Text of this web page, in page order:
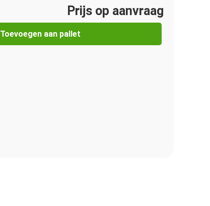
Prijs op aanvraag
Toevoegen aan pallet